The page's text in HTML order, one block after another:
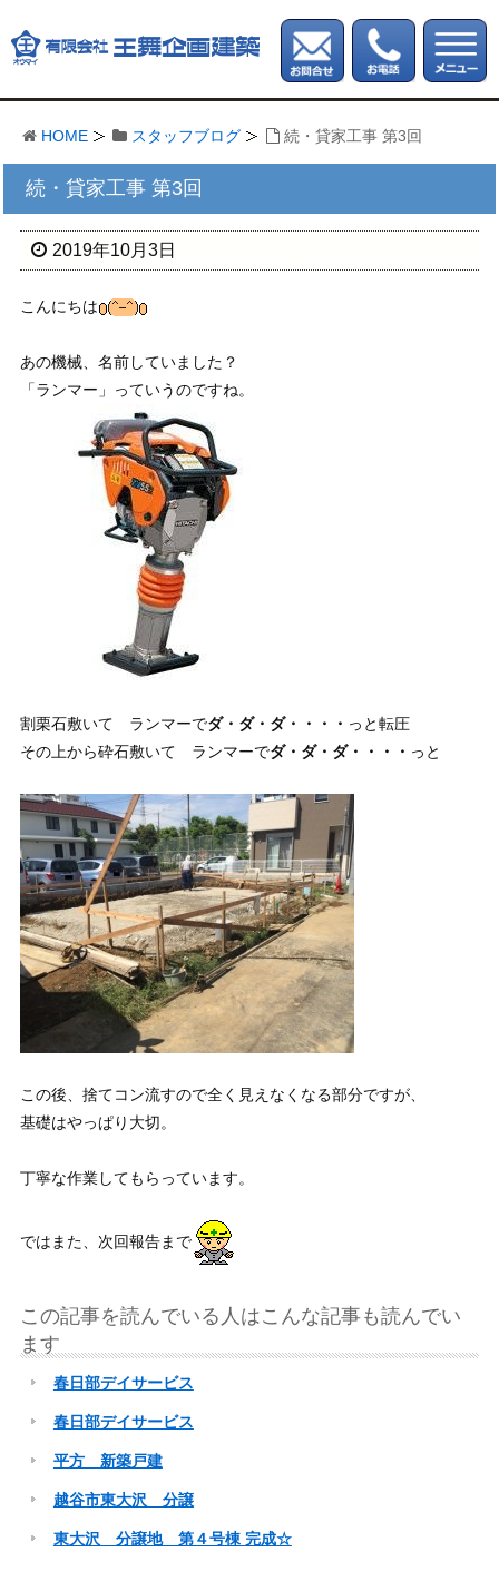
HOME スタッフブログ 続・貸家工事 第3回
続・貸家工事 第3回
2019年10月3日
こんにちは
あの機械、名前していました？
「ランマー」っていうのですね。
割栗石敷いて ランマーでダ・ダ・ダ・・・・ っと転圧
その上から砕石敷いて ランマーでダ・ダ・ダ・・・・ っと
この後、捨てコン流すので全く見えなくなる部分ですが、
基礎はやっぱり大切。
丁寧な作業してもらっています。
ではまた、次回報告まで
この記事を読んでいる人はこんな記事も読んでい
ます
春日部デイサービス
春日部デイサービス
平方 新築戸建
越谷市東大沢 分譲
東大沢 分譲地 第４号棟 完成☆